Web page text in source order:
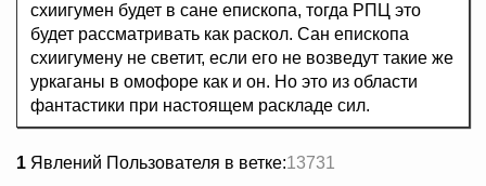
схиигумен будет в сане епископа, тогда РПЦ это
будет рассматривать как раскол. Сан епископа
схиигумену не светит, если его не возведут такие же
уркаганы в омофоре как и он. Но это из области
фантастики при настоящем раскладе сил.
1 Явлений Пользователя в ветке:13731